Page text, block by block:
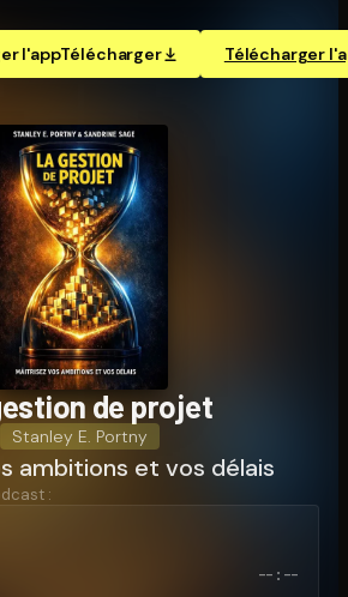
l'appTélécharger Télécharger
de projet
Stanley E. Portny
ambitions et vos délais
:
--:--